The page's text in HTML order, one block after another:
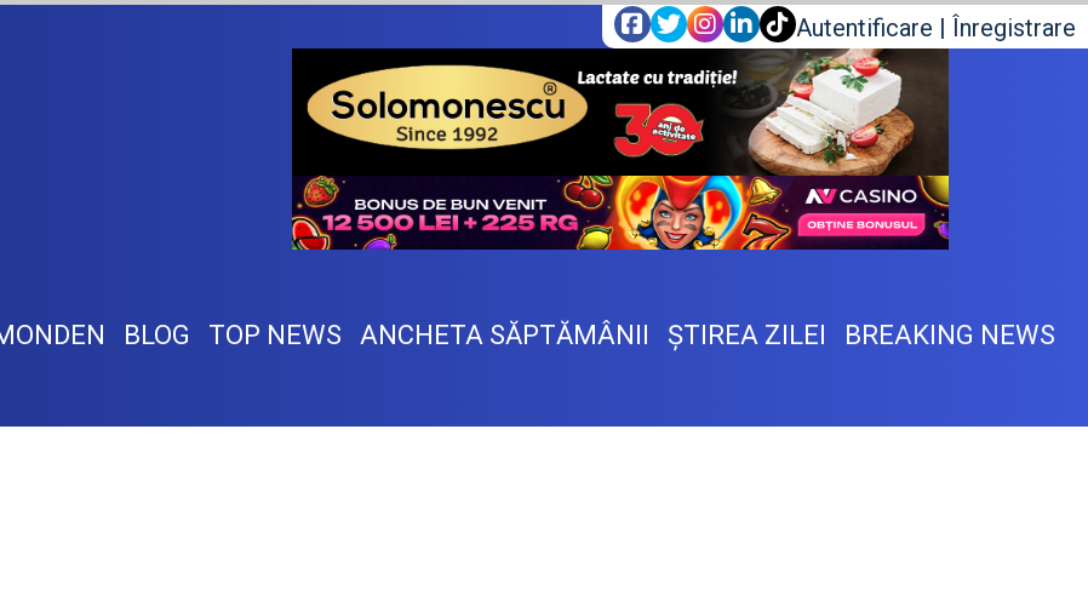
Autentificare | Înregistrare
BLOG TOP NEWS ANCHETA SĂPTĂMÂNII ŞTIREA ZILEI BREAKING NEWS